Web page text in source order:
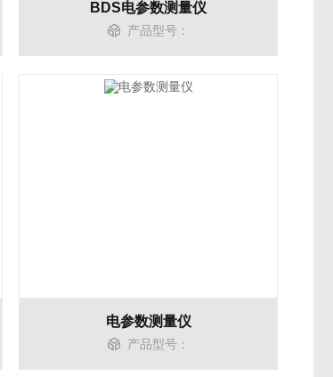
BDS电参数测量仪
产品型号：
电参数测量仪
产品型号：